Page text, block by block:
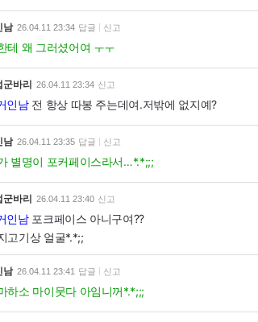
남 26.04.11 23:34 답글 신고
테 왜 그러셨어여 ㅜㅜ
군바리 26.04.11 23:34 신고
인남전 항상 따봉 주는데여.저밖에 없지예?
남 26.04.11 23:35 답글 신고
별명이 포커페이스라서…*.*;;;
군바리 26.04.11 23:40 신고
인남포크페이스 아니구여??
고기상 얼굴*.*;;
남 26.04.11 23:41 답글 신고
하소 마이뭇다 아임니꺼*.*;;;